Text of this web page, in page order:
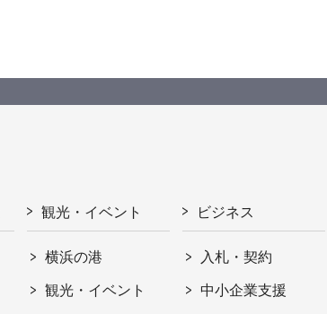
観光・イベント
横浜の港
観光・イベント
ビジネス
入札・契約
中小企業支援